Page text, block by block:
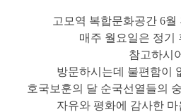
고모역 복합문화공간 6월
매주 월요일은 정기
참고하시
방문하시는데 불편함이
호국보훈의 달 순국선열들의
자유와 평화에 감사한 마